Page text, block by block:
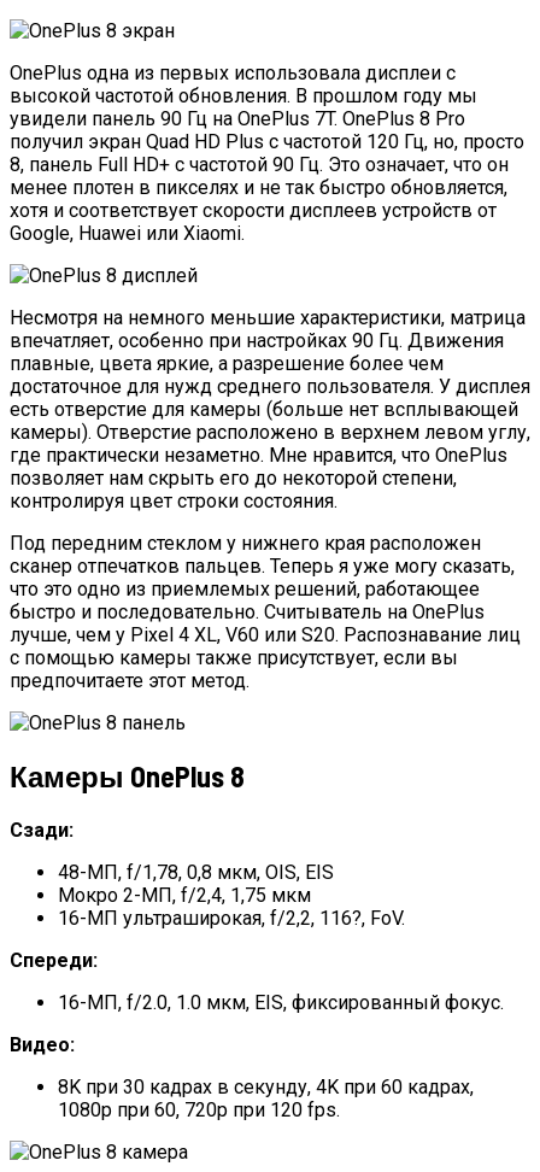
OnePlus одна из первых использовала дисплеи с
высокой частотой обновления. В прошлом году мы
увидели панель 90 Гц на OnePlus 7T. OnePlus 8 Pro
получил экран Quad HD Plus с частотой 120 Гц, но, просто
8, панель Full HD+ с частотой 90 Гц. Это означает, что он
менее плотен в пикселях и не так быстро обновляется,
хотя и соответствует скорости дисплеев устройств от
Google, Huawei или Xiaomi.
Несмотря на немного меньшие характеристики, матрица
впечатляет, особенно при настройках 90 Гц. Движения
плавные, цвета яркие, а разрешение более чем
достаточное для нужд среднего пользователя. У дисплея
есть отверстие для камеры (больше нет всплывающей
камеры). Отверстие расположено в верхнем левом углу,
где практически незаметно. Мне нравится, что OnePlus
позволяет нам скрыть его до некоторой степени,
контролируя цвет строки состояния.
Под передним стеклом у нижнего края расположен
сканер отпечатков пальцев. Теперь я уже могу сказать,
что это одно из приемлемых решений, работающее
быстро и последовательно. Считыватель на OnePlus
лучше, чем у Pixel 4 XL, V60 или S20. Распознавание лиц
с помощью камеры также присутствует, если вы
предпочитаете этот метод.
Камеры OnePlus 8
Сзади:
48-МП, f/1,78, 0,8 мкм, OIS, EIS
Мокро 2-МП, f/2,4, 1,75 мкм
16-МП ультраширокая, f/2,2, 116?, FoV.
Спереди:
16-МП, f/2.0, 1.0 мкм, EIS, фиксированный фокус.
Видео:
8K при 30 кадрах в секунду, 4K при 60 кадрах,
1080p при 60, 720p при 120 fps.